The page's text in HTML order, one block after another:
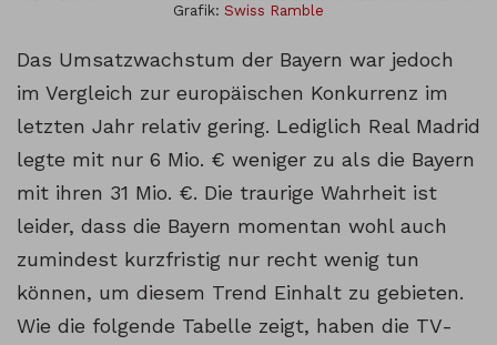
Grafik: Swiss Ramble
Das Umsatzwachstum der Bayern war jedoch
im Vergleich zur europäischen Konkurrenz im
letzten Jahr relativ gering. Lediglich Real Madrid
legte mit nur 6 Mio. € weniger zu als die Bayern
mit ihren 31 Mio. €. Die traurige Wahrheit ist
leider, dass die Bayern momentan wohl auch
zumindest kurzfristig nur recht wenig tun
können, um diesem Trend Einhalt zu gebieten.
Wie die folgende Tabelle zeigt, haben die TV-